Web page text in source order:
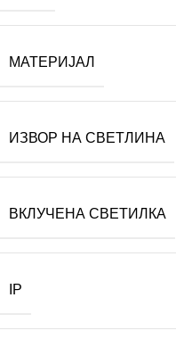
МАТЕРИЈАЛ
ИЗВОР НА СВЕТЛИНА
ВКЛУЧЕНА СВЕТИЛКА
IP